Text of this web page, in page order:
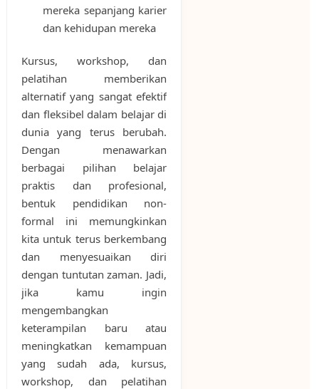
mereka sepanjang karier
dan kehidupan mereka
Kursus, workshop, dan
pelatihan memberikan
alternatif yang sangat efektif
dan fleksibel dalam belajar di
dunia yang terus berubah.
Dengan menawarkan
berbagai pilihan belajar
praktis dan profesional,
bentuk pendidikan non-
formal ini memungkinkan
kita untuk terus berkembang
dan menyesuaikan diri
dengan tuntutan zaman. Jadi,
jika kamu ingin
mengembangkan
keterampilan baru atau
meningkatkan kemampuan
yang sudah ada, kursus,
workshop, dan pelatihan